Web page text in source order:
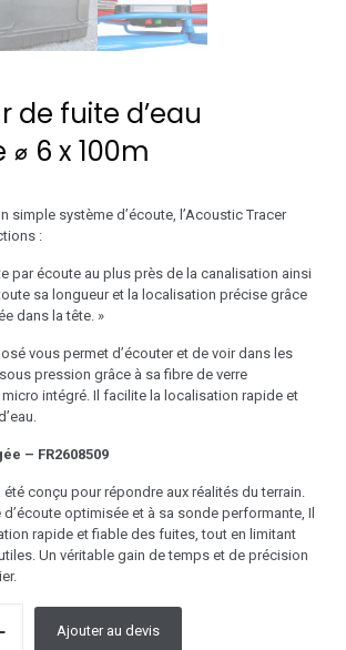
de fuite d’eau
6 x 100m
simple système d’écoute, l’Acoustic Tracer
:
par écoute au plus près de la canalisation ainsi
sa longueur et la localisation précise grâce
dans la tête. »
vous permet d’écouter et de voir dans les
pression grâce à sa fibre de verre
intégré. Il facilite la localisation rapide et
– FR2608509
été conçu pour répondre aux réalités du terrain.
d’écoute optimisée et à sa sonde performante, Il
rapide et fiable des fuites, tout en limitant
Un véritable gain de temps et de précision
Ajouter au devis